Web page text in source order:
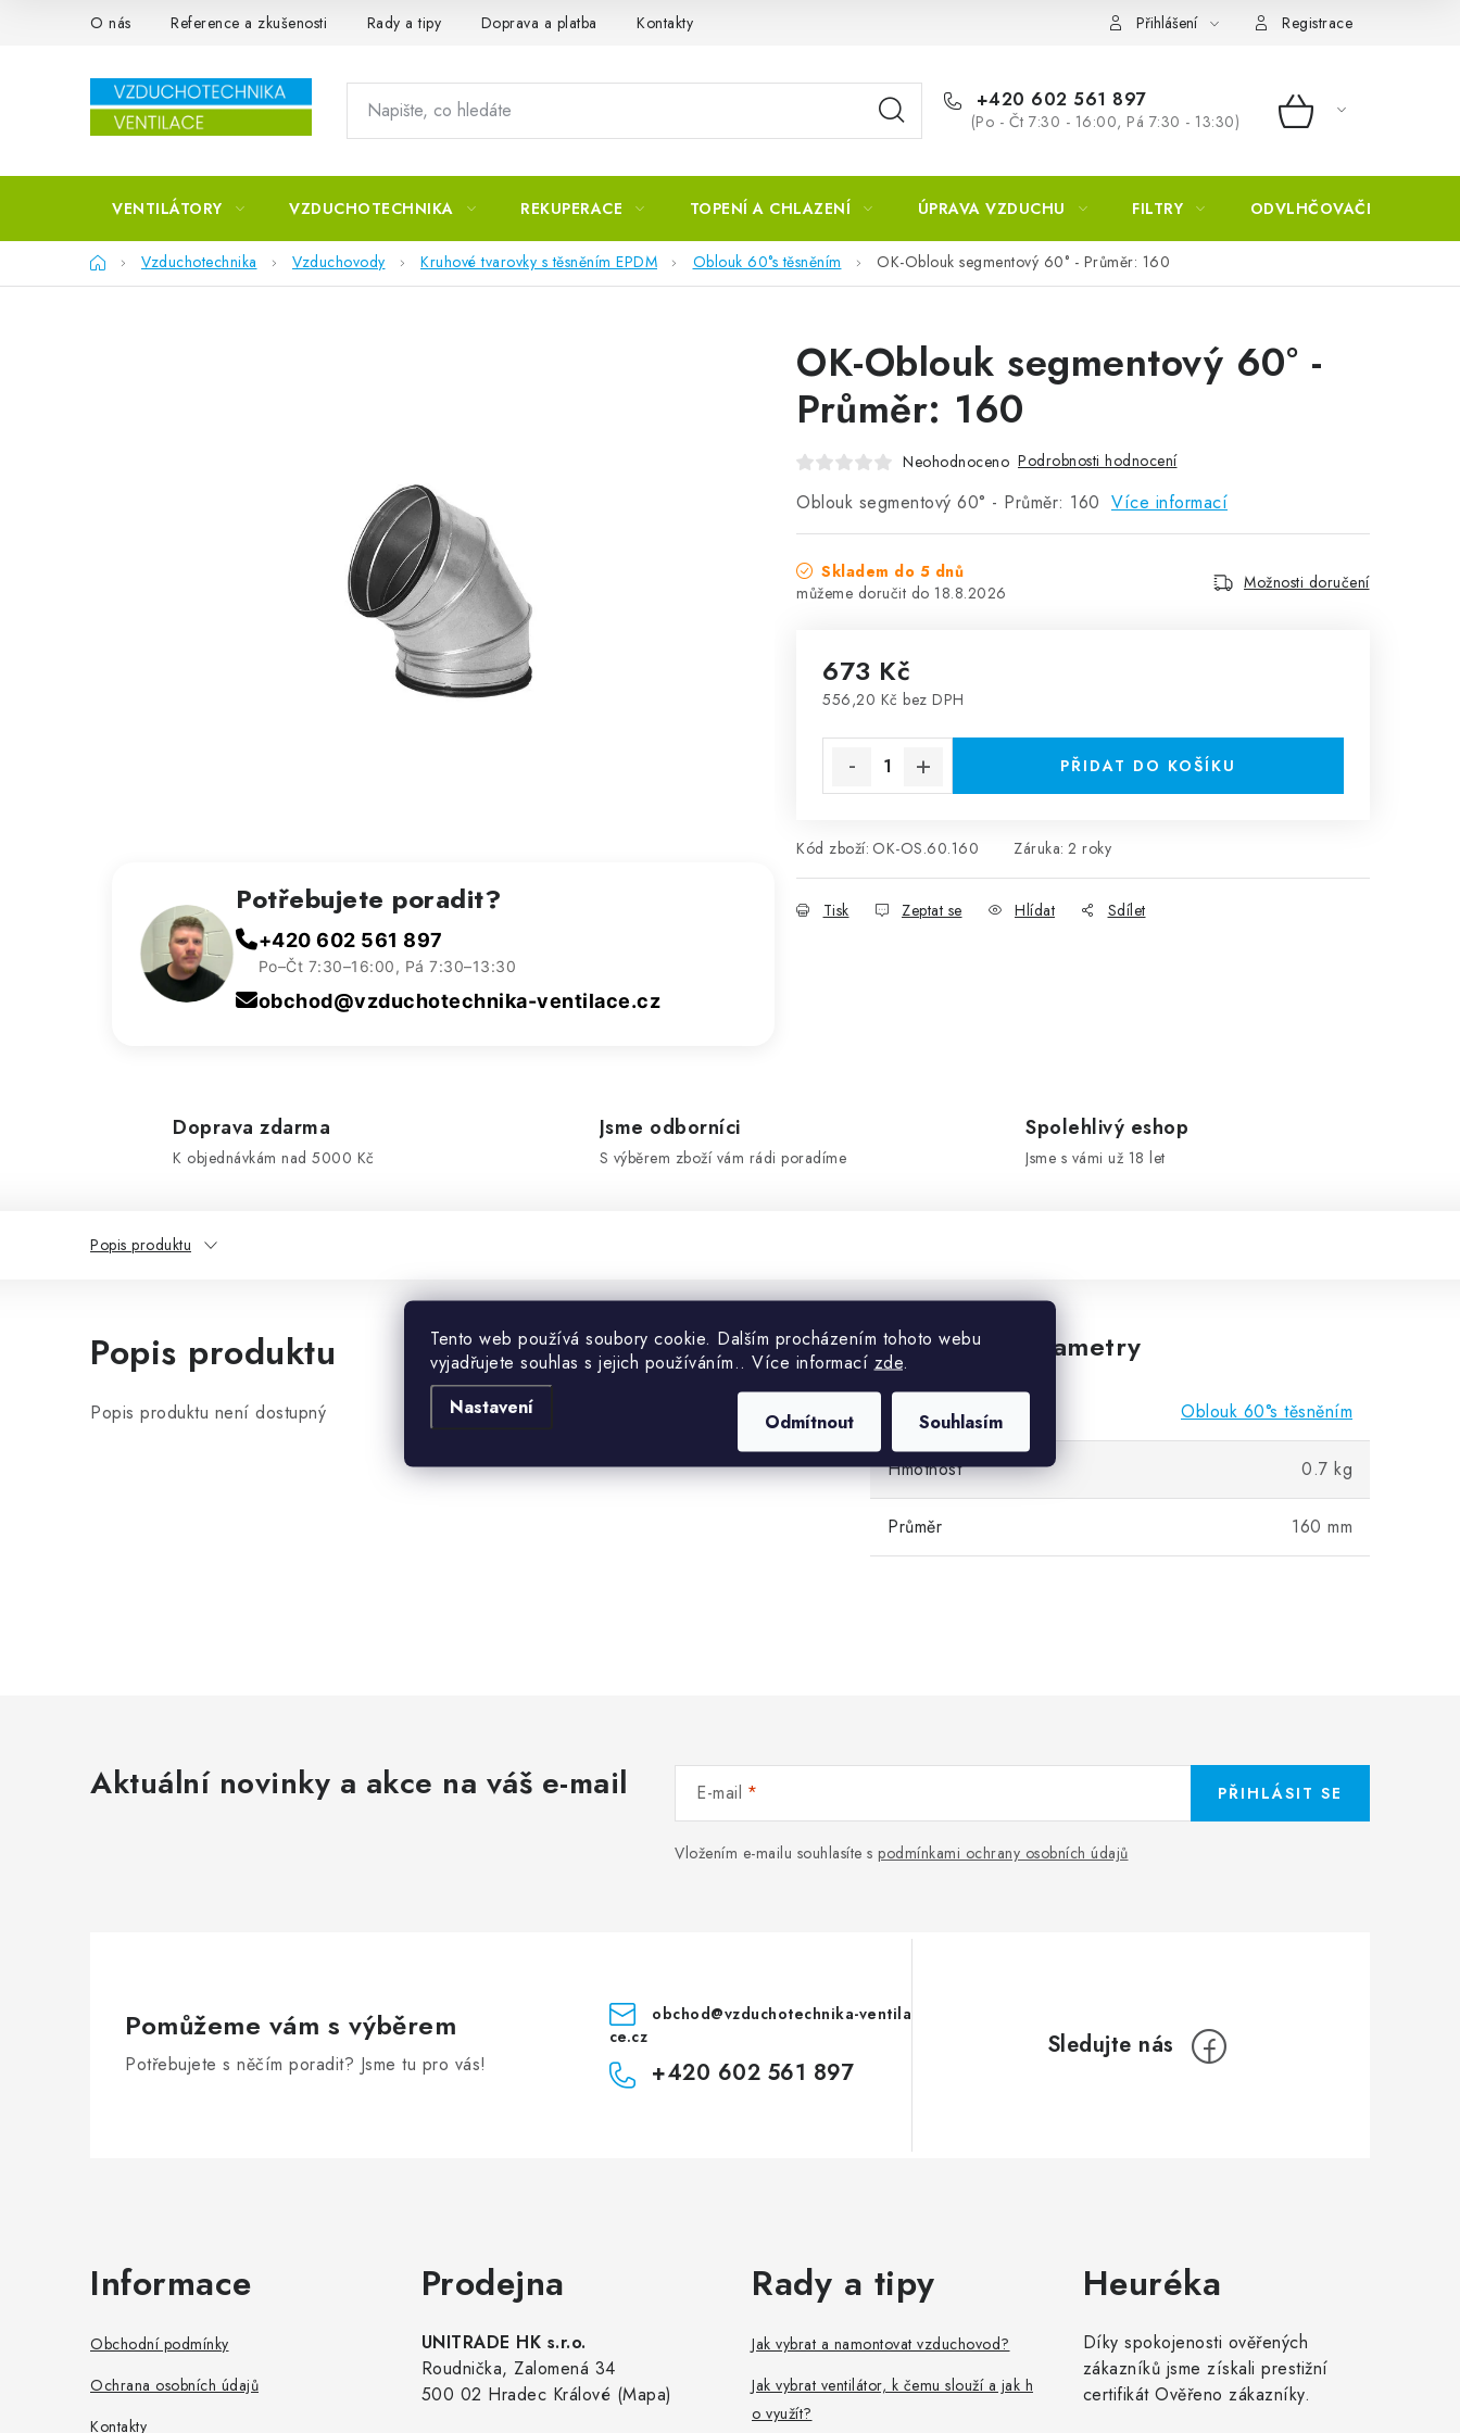
Tento web používá soubory cookie. Dalším procházením tohoto webu
vyjadřujete souhlas s jejich používáním.. Více informací zde.
Nastavení
Odmítnout Souhlasím
Přejít na obsahO nás Reference a zkušenosti Rady a tipy Doprava a platba Kontakty Přihlášení Registrace
+420 602 561 897
(Po - Čt 7:30 - 16:00, Pá 7:30 - 13:30) NÁKUPNÍ
VENTILÁTORY VZDUCHOTECHNIKA REKUPERACE TOPENÍ A CHLAZENÍ ÚPRAVA VZDUCHU FILTRY ODVLHČOVAČE
DomůVzduchotechnika Vzduchovody Kruhové tvarovky s těsněním EPDM Oblouk 60°s těsněním OK-Oblouk segmentový 60° - Průměr: 160
OK-Oblouk segmentový 60° -
Průměr: 160
Neohodnoceno Podrobnosti hodnocení
Oblouk segmentový 60° - Průměr: 160 Více informací
Skladem do 5 dnů
18.8.2026
Možnosti doručení
673 Kč
556,20 Kč bez DPH
PŘIDAT DO KOŠÍKU
Kód zboží: OK-OS.60.160 Záruka: 2 roky
Tisk Zeptat se Hlídat Sdílet
Potřebujete poradit?
+420 602 561 897
Po–Čt 7:30–16:00, Pá 7:30–13:30
obchod@vzduchotechnika-ventilace.cz
Doprava zdarma
K objednávkám nad 5000 Kč
Jsme odborníci
S výběrem zboží vám rádi poradíme
Spolehlivý eshop
Jsme s vámi už 18 let
Popis produktu
Popis produktu
Popis produktu není dostupný
Doplňkové parametry
Kategorie Oblouk 60°s těsněním
Hmotnost 0.7 kg
Průměr 160 mm
Aktuální novinky a akce na váš e-mail E-mail
Vložením e-mailu souhlasíte s podmínkami ochrany osobních údajů
PŘIHLÁSIT SE
Pomůžeme vám s výběrem
Potřebujete s něčím poradit? Jsme tu pro vás!
obchod@vzduchotechnika-ventila
ce.cz
+420 602 561 897
Informace
Obchodní podmínky
Ochrana osobních údajů
Kontakty
Prodejna
UNITRADE HK s.r.o.
Roudnička, Zalomená 34
500 02 Hradec Králové (Mapa)
Rady a tipy
Jak vybrat a namontovat vzduchovod?
Jak vybrat ventilátor, k čemu slouží a jak h
o využít?
Heuréka
Díky spokojenosti ověřených
zákazníků jsme získali prestižní
certifikát Ověřeno zákazníky.